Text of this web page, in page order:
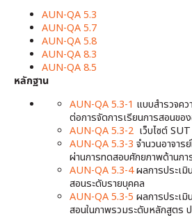
AUN-QA 5.3
AUN-QA 5.7
AUN-QA 5.8
AUN-QA 8.3
AUN-QA 8.5
หลักฐาน
AUN-QA 5.3-1 แบบสำรวจค
ต่อการจัดการเรียนการสอนขอ
AUN-QA 5.3-2 เว็บไซต์
AUN-QA 5.3-3 จำนวนอาจาร
ผ่านการทดสอบศักยภาพด้านกา
AUN-QA 5.3-4ผลการประเมิ
สอนระดับรายบุคคล
AUN-QA 5.3-5 ผลการประเมิ
สอนในภาพรวมระดับหลักสูตร